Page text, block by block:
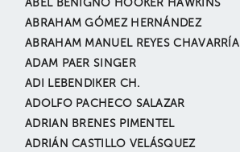
ABEL BENIGNO HOOKER HAWKINS
ABRAHAM GÓMEZ HERNÁNDEZ
ABRAHAM MANUEL REYES CHAVARRÍA
ADAM PAER SINGER
ADI LEBENDIKER CH.
ADOLFO PACHECO SALAZAR
ADRIAN BRENES PIMENTEL
ADRIÁN CASTILLO VELÁSQUEZ